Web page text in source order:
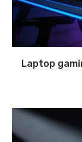
Laptop